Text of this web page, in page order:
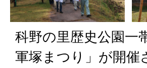
科野の里歴史公園一
軍塚まつり」が開催